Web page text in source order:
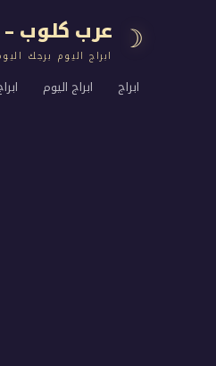
☽ عرب كلوب – Arab Club
ابراج اليوم برجك
ابراج ابراج اليوم